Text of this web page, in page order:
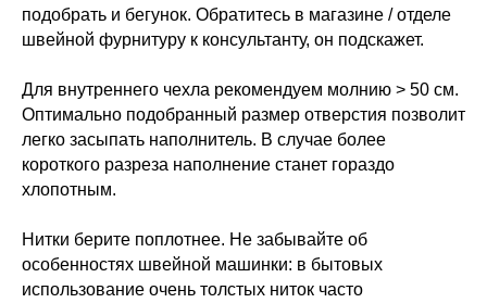
подобрать и бегунок. Обратитесь в магазине / отделе
швейной фурнитуру к консультанту, он подскажет.
Для внутреннего чехла рекомендуем молнию > 50 см.
Оптимально подобранный размер отверстия позволит
легко засыпать наполнитель. В случае более
короткого разреза наполнение станет гораздо
хлопотным.
Нитки берите поплотнее. Не забывайте об
особенностях швейной машинки: в бытовых
использование очень толстых ниток часто